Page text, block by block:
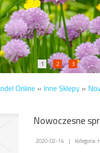
1 2 3
Online » Inne Sklepy »
Nowoczesne
2020-02-14 | Kategoria: